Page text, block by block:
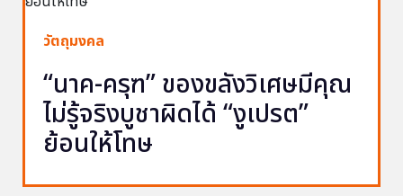
วัตถุมงคล
“นาค-ครุฑ” ของขลังวิเศษมีคุณ
ไม่รู้จริงบูชาผิดได้ “งูเปรต”
ย้อนให้โทษ